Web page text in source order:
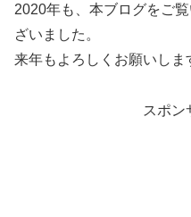
2020年も、本ブログをご
ざいました。
来年もよろしくお願いしま
スポン